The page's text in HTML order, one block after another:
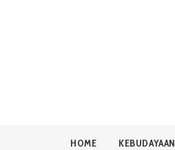
HOME KEBUDAYAAN